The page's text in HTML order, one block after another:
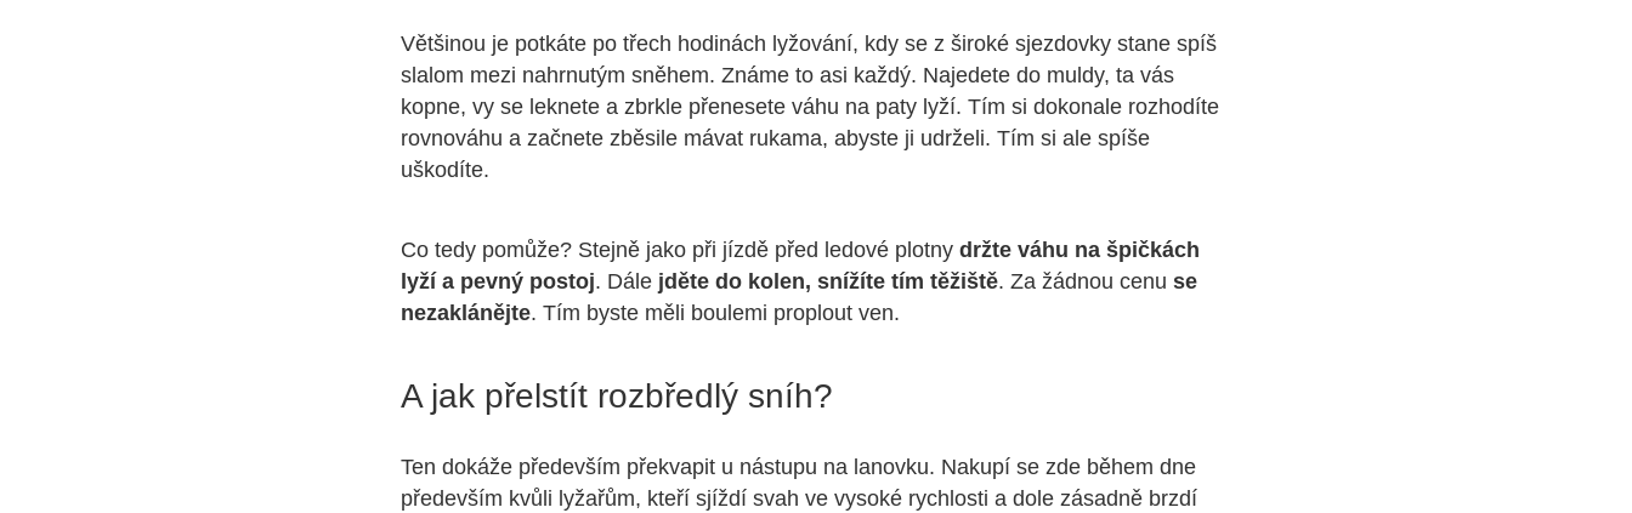
Většinou je potkáte po třech hodinách lyžování, kdy se z široké sjezdovky stane spíš
slalom mezi nahrnutým sněhem. Známe to asi každý. Najedete do muldy, ta vás
kopne, vy se leknete a zbrkle přenesete váhu na paty lyží. Tím si dokonale rozhodíte
rovnováhu a začnete zběsile mávat rukama, abyste ji udrželi. Tím si ale spíše
uškodíte.
Co tedy pomůže? Stejně jako při jízdě před ledové plotny držte váhu na špičkách
lyží a pevný postoj. Dále jděte do kolen, snížíte tím těžiště. Za žádnou cenu se
nezaklánějte. Tím byste měli boulemi proplout ven.
A jak přelstít rozbředlý sníh?
Ten dokáže především překvapit u nástupu na lanovku. Nakupí se zde během dne
především kvůli lyžařům, kteří sjíždí svah ve vysoké rychlosti a dole zásadně brzdí